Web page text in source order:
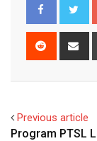
Reddit
Previous article
Program PTSL